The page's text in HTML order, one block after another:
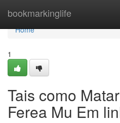
bookmarkinglife
Home
Home
1
Tais como
Ferea Mu Em